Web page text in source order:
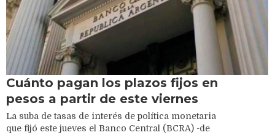
Cuánto pagan los plazos fijos en
pesos a partir de este viernes
La suba de tasas de interés de política monetaria
que fijó este jueves el Banco Central (BCRA) -de